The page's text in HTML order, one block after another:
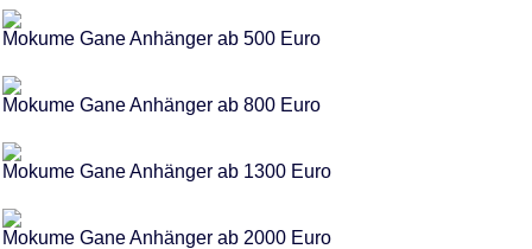
Mokume Gane Anhänger ab 500 Euro
Mokume Gane Anhänger ab 800 Euro
Mokume Gane Anhänger ab 1300 Euro
Mokume Gane Anhänger ab 2000 Euro